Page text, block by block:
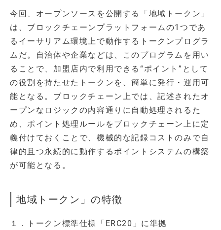
今回、オープンソースを公開する「地域トークン」
は、ブロックチェーンプラットフォームの1つであ
るイーサリアム環境上で動作するトークンプログラ
ムだ。自治体や企業などは、このプログラムを用い
ることで、加盟店内で利用できる“ポイント”として
の役割を持たせたトークンを、簡単に発行・運用可
能となる。ブロックチェーン上では、記述されたオ
ープンなロジックの内容通りに自動処理されるた
め、ポイント処理ルールをブロックチェーン上に定
義付けておくことで、機械的な記録コストのみで自
律的且つ永続的に動作するポイントシステムの構築
が可能となる。
地域トークン」の特徴
１．トークン標準仕様「ERC20」に準拠